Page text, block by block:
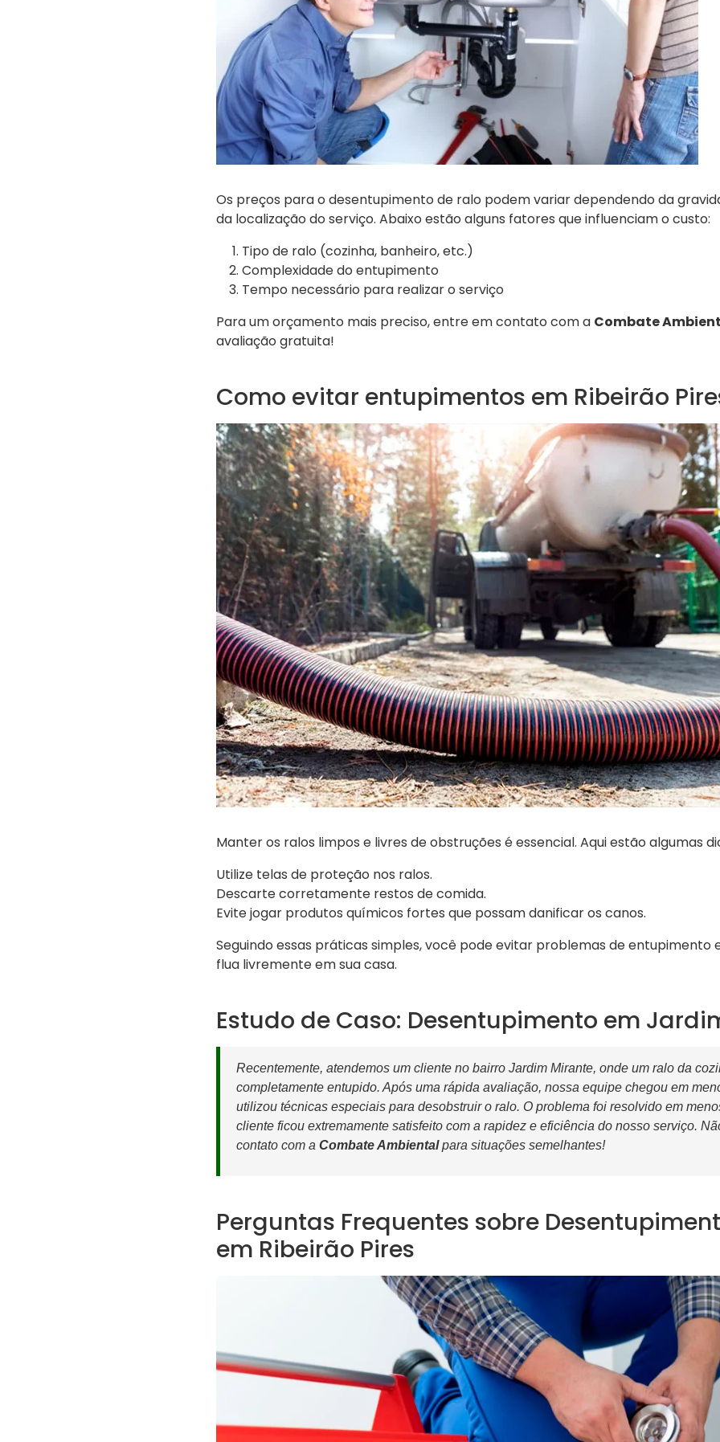
Os preços para o desentupimento de ralo podem variar dependendo da
da localização do serviço. Abaixo estão alguns fatores que influenciam o custo:
Tipo de ralo (cozinha, banheiro, etc.)
Complexidade do entupimento
Tempo necessário para realizar o serviço
Para um orçamento mais preciso, entre em contato com a Combate
avaliação gratuita!
Como evitar entupimentos em Ribeirão
Manter os ralos limpos e livres de obstruções é essencial. Aqui estão algumas
Utilize telas de proteção nos ralos.
Descarte corretamente restos de comida.
Evite jogar produtos químicos fortes que possam danificar os canos.
Seguindo essas práticas simples, você pode evitar problemas de entupimento
flua livremente em sua casa.
Estudo de Caso: Desentupimento em
Recentemente, atendemos um cliente no bairro Jardim Mirante, onde um ralo da
completamente entupido. Após uma rápida avaliação, nossa equipe chegou em
utilizou técnicas especiais para desobstruir o ralo. O problema foi resolvido em
cliente ficou extremamente satisfeito com a rapidez e eficiência do nosso serviço.
contato com a Combate Ambientalpara situações semelhantes!
Perguntas Frequentes sobre
em Ribeirão Pires